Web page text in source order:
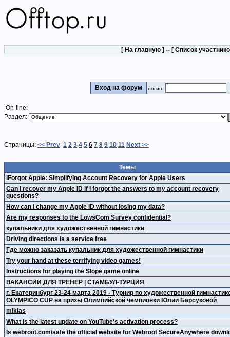
[ На главную ] -- [ Список
Вход на форум логин
On-line:
Раздел:
Страницы: << Prev 1 2 3 4 5 6 7 8 9 10 11 Next >>
Темы
iForgot Apple: Simplifying Account Recovery for Apple Users
Can I recover my Apple ID if I forgot the answers to my account recovery
questions?
How can I change my Apple ID without losing my data?
Are my responses to the LowsCom Survey confidential?
купальники для художественной гимнастики
Driving directions is a service free
Где можно заказать купальник для художественной гимнастики
Try your hand at these terrifying video games!
Instructions for playing the Slope game online
ВАКАНСИИ ДЛЯ ТРЕНЕР | СТАМБУЛ-ТУРЦИЯ
г. Екатеринбург 23-24 марта 2019 - Турнир по художественной
OLYMPICO CUP на призы Олимпийской чемпионки Юлии Барсуковой
miklas
What is the latest update on YouTube's activation process?
Is webroot.com/safe the official website for Webroot SecureAnywhere